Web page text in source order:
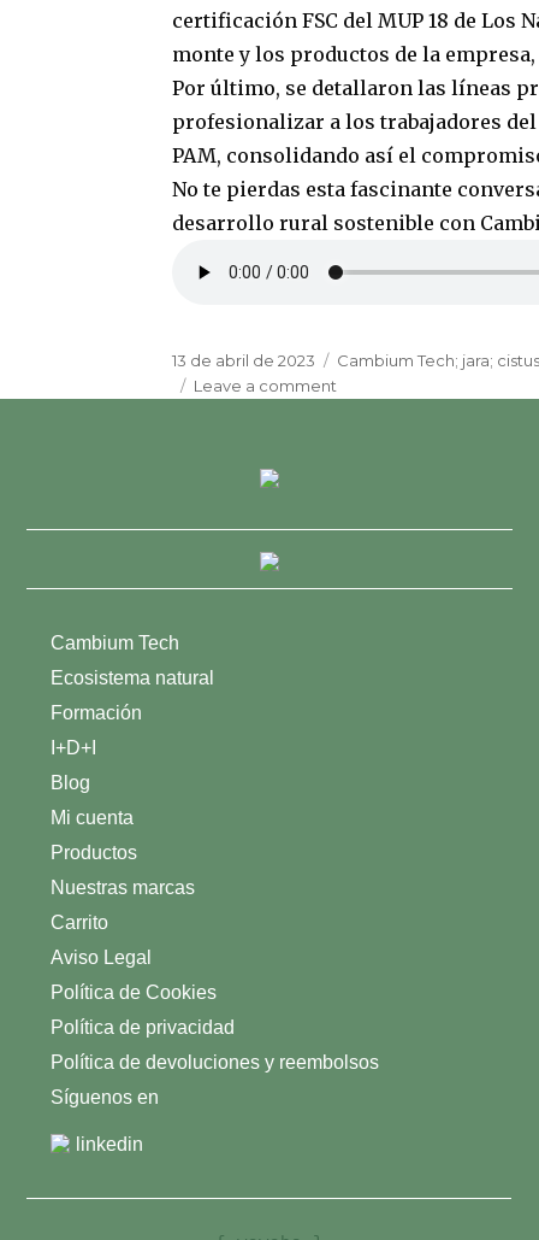
certificación FSC del MUP 18 de Los
monte y los productos de la
Por último, se detallaron las líneas
profesionalizar a los trabajadores
PAM, consolidando así el
No te pierdas esta fascinante
desarrollo rural sostenible con
Posted
on
13 de abril de 2023 Tags
Cambium Tech; jara;
Leave a comment
en
forestal:
Cambium Tech
Ecosistema natural
Formación
I+D+I
Blog
Mi cuenta
Productos
Nuestras marcas
Carrito
Aviso Legal
Política de Cookies
Política de privacidad
Política de devoluciones y reembolsos
Síguenos en
linkedin